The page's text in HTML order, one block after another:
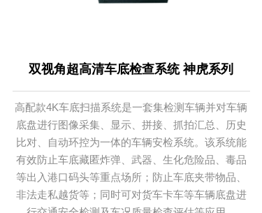
双视角超高清车底检查系统 神虎系列
高配款4K车底扫描系统是一套集检测车辆并对车辆
底盘进行图像采集、显示、拼接、抓拍汇总、历史
比对、自动环控为一体的车辆安检系统。该系统能
有效防止车底藏匿炸弹、武器、生化危险品、毒品
等出入港口码头等重点场所；防止车底夹带物品、
非法走私越货等；同时可对货车卡车等车辆底盘进